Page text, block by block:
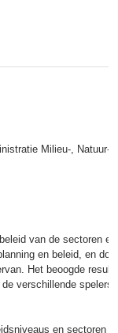
Milieu-, Natuur-,
van de sectoren
en beleid, en
Het beoogde
verschillende spelers
en sectoren